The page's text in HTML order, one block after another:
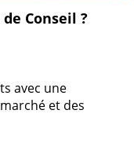
Conseil ?
avec une
et des